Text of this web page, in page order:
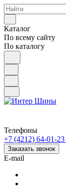
Каталог
По всему сайту
По каталогу
Телефоны
+7 (4212) 64-01-23
Заказать звонок
E-mail